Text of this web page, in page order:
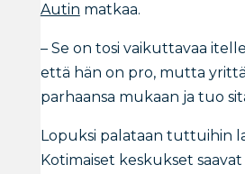
Autin matkaa.
– Se on tosi vaikuttavaa
että hän on pro, mutta
parhaansa mukaan ja tuo
Lopuksi palataan tuttuihin
Kotimaiset keskukset